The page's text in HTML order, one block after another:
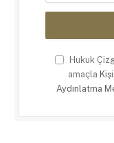
Hukuk
amaçla
Aydınlatma